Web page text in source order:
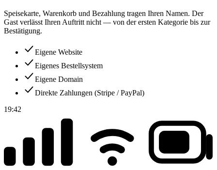
Speisekarte, Warenkorb und Bezahlung tragen Ihren Namen. Der
Gast verlässt Ihren Auftritt nicht — von der ersten Kategorie bis zur
Bestätigung.
Eigene Website
Eigenes Bestellsystem
Eigene Domain
Direkte Zahlungen (Stripe / PayPal)
19:42